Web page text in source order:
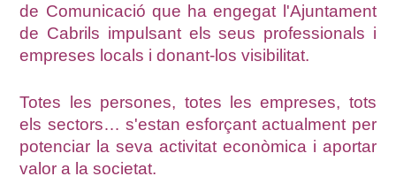
de Comunicació que ha engegat l'Ajuntament
de Cabrils impulsant els seus professionals i
empreses locals i donant-los visibilitat.
Totes les persones, totes les empreses, tots
els sectors… s'estan esforçant actualment per
potenciar la seva activitat econòmica i aportar
valor a la societat.